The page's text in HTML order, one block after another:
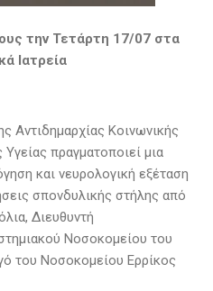
την Τετάρτη 17/07 στα
Ιατρεία
Αντιδημαρχίας Κοινωνικής
πραγματοποιεί μια
και νευρολογική εξέταση
σπονδυλικής στήλης από
Διευθυντή
Νοσοκομείου του
του Νοσοκομείου Ερρίκος